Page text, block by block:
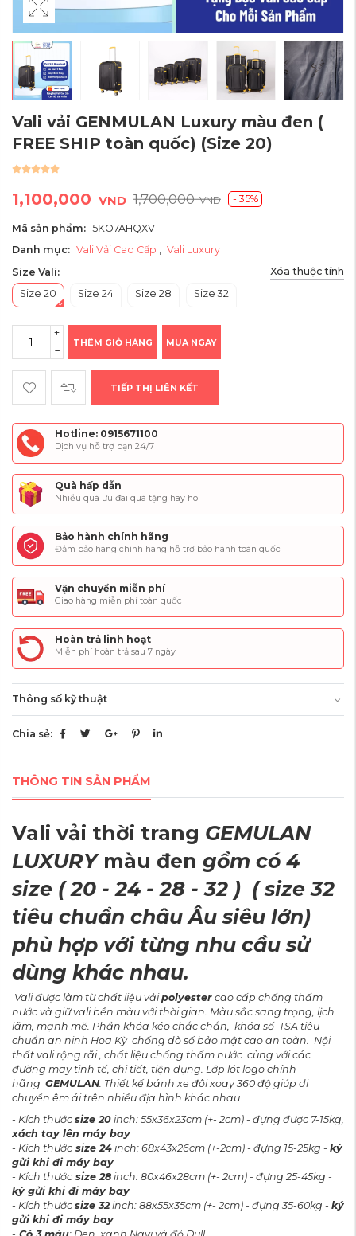
Vali vải GENMULAN Luxury màu đen (
FREE SHIP toàn quốc) (Size 20)
1,100,000 VND 1,700,000VND - 35%
Mã sản phẩm: 5KO7AHQXV1
Danh mục: Vali Vải Cao Cấp , Vali Luxury
Size Vali:
Xóa thuộc tính
Size 20
Size 24 Size 28 Size 32
THÊM GIỎ HÀNG MUA NGAY
TIẾP THỊ LIÊN KẾT
Hotline: 0915671100
Dịch vụ hỗ trợ bạn 24/7
Quà hấp dẫn
Nhiều quà ưu đãi quà tặng hay ho
Bảo hành chính hãng
Đảm bảo hàng chính hãng hỗ trợ bảo hành toàn quốc
Vận chuyển miễn phí
Giao hàng miễn phí toàn quốc
Hoàn trả linh hoạt
Miễn phí hoàn trả sau 7 ngày
Thông số kỹ thuật
Chia sẻ:
THÔNG TIN SẢN PHẨM
Vali vải thời trang GEMULAN
LUXURYmàu đen gồm có 4
size ( 20 - 24 - 28 - 32 ) ( size 32
tiêu chuẩn châu Âu siêu lớn)
phù hợp với từng nhu cầu sử
dùng khác nhau.
Vali được làm từ chất liệu vảipolyester cao cấp chống thấm
nước và giữ vali bền màu với thời gian. Màu sắc sang trọng, lịch
lãm, mạnh mẽ. Phần khóa kéo chắc chắn, khóa số TSA tiêu
chuẩn an ninh Hoa Kỳ chống dò số bảo mật cao an toàn. Nội
thất vali rộng rãi , chất liệu chống thấm nước cùng với các
đường may tinh tế, chi tiết, tiện dụng. Lớp lót logo chính
hãng GEMULAN. Thiết kế bánh xe đôi xoay 360 độ giúp di
chuyển êm ái trên nhiều địa hình khác nhau
- Kích thước size 20 inch: 55x36x23cm (+- 2cm) - đựng được 7-15kg,
xách tay lên máy bay
- Kích thước size 24 inch: 68x43x26cm (+-2cm) - đựng 15-25kg - ký
gửi khi đi máy bay
- Kích thước size 28inch: 80x46x28cm (+- 2cm) - đựng 25-45kg -
ký gửi khi đi máy bay
- Kích thước size 32inch: 88x55x35cm (+- 2cm) - đựng 35-60kg - ký
gửi khi đi máy bay